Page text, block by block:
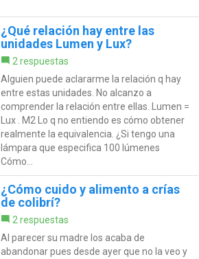
¿Qué relación hay entre las
unidades Lumen y Lux?
2 respuestas
Alguien puede aclararme la relación q hay
entre estas unidades. No alcanzo a
comprender la relación entre ellas. Lumen =
Lux . M2 Lo q no entiendo es cómo obtener
realmente la equivalencia. ¿Si tengo una
lámpara que especifica 100 lúmenes
Cómo...
¿Cómo cuido y alimento a crías
de colibrí?
2 respuestas
Al parecer su madre los acaba de
abandonar pues desde ayer que no la veo y